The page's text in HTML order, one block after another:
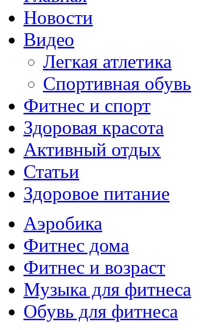
Новости
Видео
Легкая атлетика
Спортивная обувь
Фитнес и спорт
Здоровая красота
Активный отдых
Статьи
Здоровое питание
Аэробика
Фитнес дома
Фитнес и возраст
Музыка для фитнеса
Обувь для фитнеса